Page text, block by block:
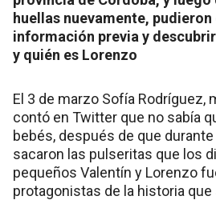
huellas nuevamente,
información previa y
y quién es Lorenzo
El 3 de marzo Sofía Rodríguez,
contó en Twitter que no sabía
bebés, después de que
sacaron las pulseritas que los
pequeños Valentín y Lorenzo
protagonistas de la historia que